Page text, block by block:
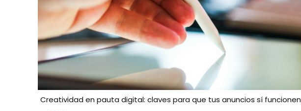
Creatividad en pauta digital: claves para que tus anuncios sí funcionen